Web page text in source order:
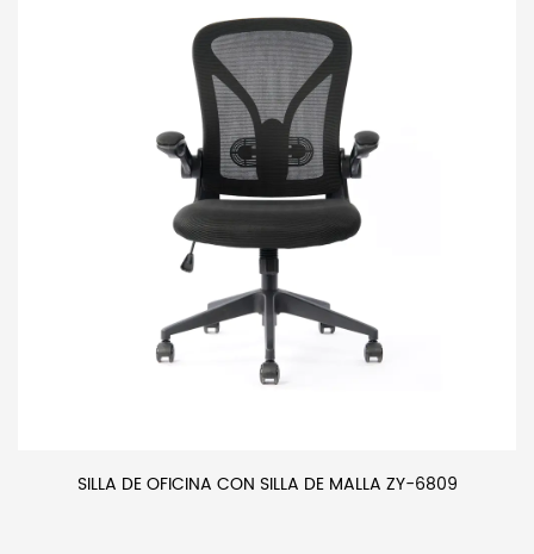
SILLA DE OFICINA CON SILLA DE MALLA ZY-6809